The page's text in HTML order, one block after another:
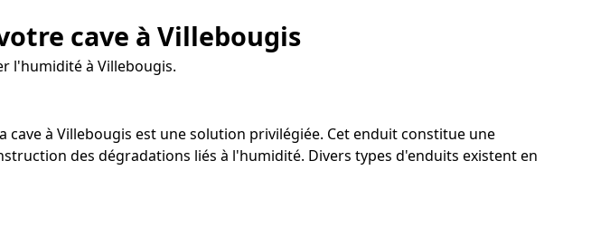
cave à Villebougis
l'humidité à Villebougis.
à Villebougis est une solution privilégiée. Cet enduit constitue une
des dégradations liés à l'humidité. Divers types d'enduits existent en